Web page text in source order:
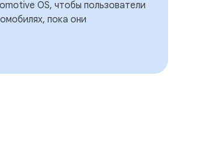
OS, чтобы пользователи
пока они